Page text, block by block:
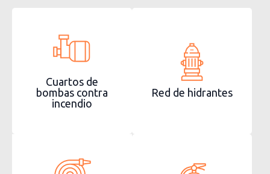
Cuartos de
bombas contra
incendio
Red de hidrantes